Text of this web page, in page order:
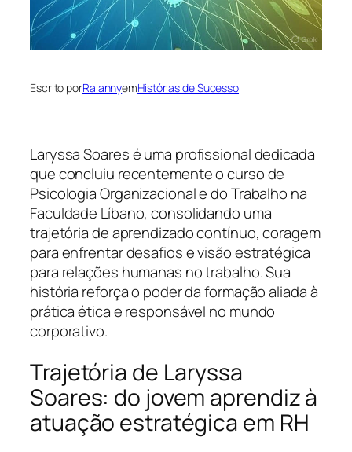
Escrito porRaiannyemHistórias de Sucesso
Laryssa Soares é uma profissional dedicada
que concluiu recentemente o curso de
Psicologia Organizacional e do Trabalho na
Faculdade Líbano, consolidando uma
trajetória de aprendizado contínuo, coragem
para enfrentar desafios e visão estratégica
para relações humanas no trabalho. Sua
história reforça o poder da formação aliada à
prática ética e responsável no mundo
corporativo.
Trajetória de Laryssa
Soares: do jovem aprendiz à
atuação estratégica em RH